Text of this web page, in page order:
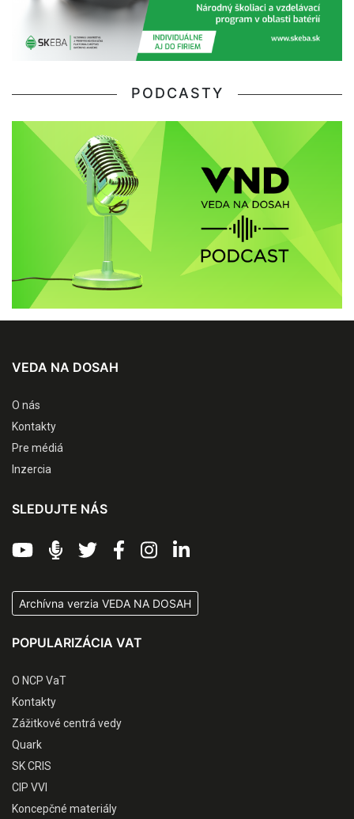
PODCASTY
VEDA NA DOSAH
O nás
Kontakty
Pre médiá
Inzercia
SLEDUJTE NÁS
Archívna verzia VEDA NA DOSAH
POPULARIZÁCIA VAT
O NCP VaT
Kontakty
Zážitkové centrá vedy
Quark
SK CRIS
CIP VVI
Koncepčné materiály